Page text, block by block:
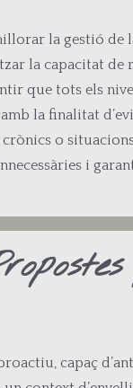
la gestió de
la capacitat de
que tots els
la finalitat
o
i
capaç